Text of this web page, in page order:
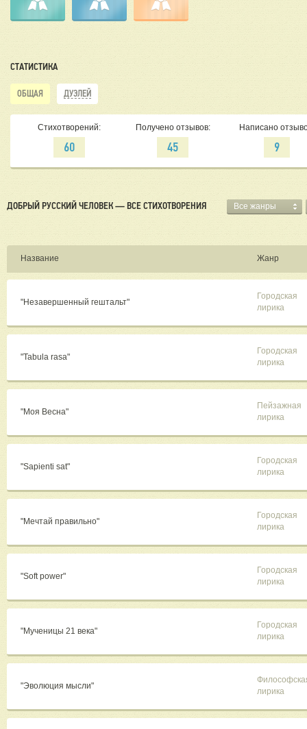
СТАТИСТИКА
ОБЩАЯ ДУЭЛЕЙ
Стихотворений:
60
Получено отзывов:
45
Написано
9
ДОБРЫЙ РУССКИЙ ЧЕЛОВЕК — ВСЕ СТИХОТВОРЕНИЯ Все жанры
Название Жанр
"Незавершенный гештальт"
Городская
лирика
"Tabula rasa"
Городская
лирика
"Моя Весна"
Пейзажная
лирика
"Sapienti sat"
Городская
лирика
"Мечтай правильно"
Городская
лирика
"Soft power"
Городская
лирика
"Мученицы 21 века"
Городская
лирика
"Эволюция мысли"
лирика